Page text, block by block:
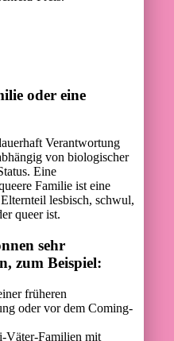
oder eine
Verantwortung
von biologischer
Eine
Familie ist eine
lesbisch, schwul,
queer ist.
sehr
zum Beispiel:
früheren
oder vor dem Coming-
Väter-Familien mit